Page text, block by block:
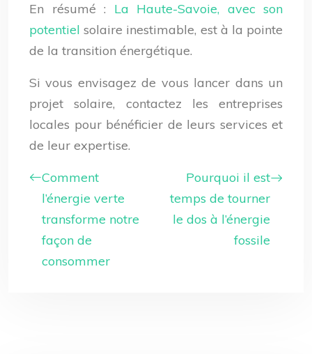
En résumé : La Haute-Savoie, avec son
potentiel solaire inestimable, est à la pointe
de la transition énergétique.
Si vous envisagez de vous lancer dans un
projet solaire, contactez les entreprises
locales pour bénéficier de leurs services et
de leur expertise.
Comment
l’énergie verte
transforme notre
façon de
consommer
Pourquoi il est
temps de tourner
le dos à l’énergie
fossile